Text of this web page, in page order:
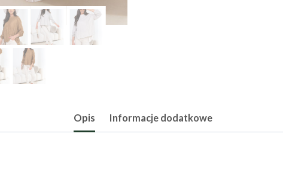
Opis Informacje dodatkowe